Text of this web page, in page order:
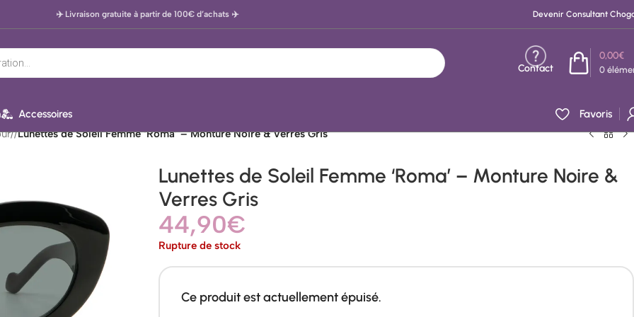
✈️ Livraison gratuite à partir de 100€ d’achats ✈️ Devenir Consultant
Contact 0
0,00€
Accessoires
Favoris
/ Lunettes de Soleil Femme ‘Roma’ – Monture Noire & Verres Gris
Lunettes de Soleil Femme ‘Roma’ – Monture Noire &
Verres Gris
44,90€
Rupture de stock
Ce produit est actuellement épuisé.